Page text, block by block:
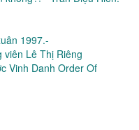
1997.-
viên Lê Thị Riêng
Vinh Danh Order Of